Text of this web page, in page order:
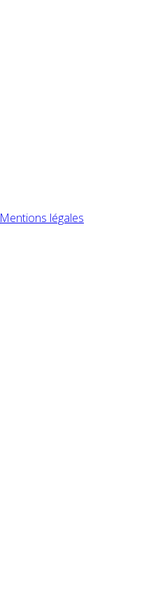
Mentions légales